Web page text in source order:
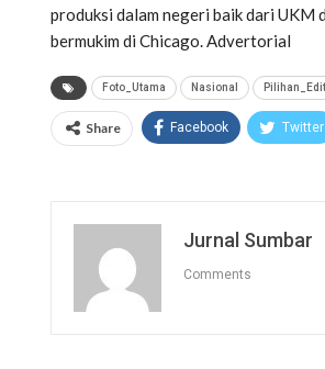
produksi dalam negeri baik dari UKM
bermukim di Chicago. Advertorial
Foto_Utama Nasional
Share Facebook Twitter
Jurnal Sumbar
Comments